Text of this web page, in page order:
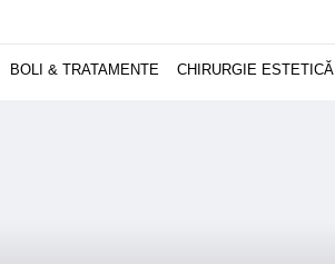
BOLI & TRATAMENTE CHIRURGIE ESTETICĂ